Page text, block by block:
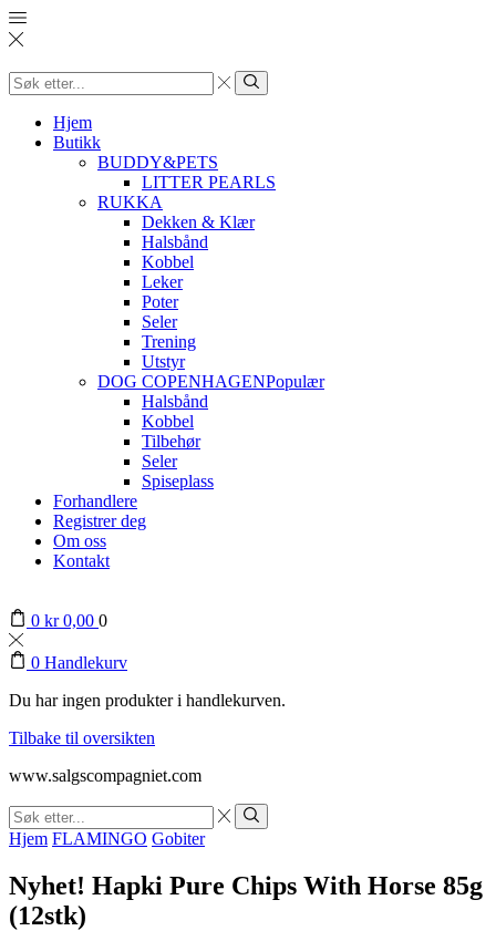
Search
input
Søk
Hjem
Butikk
BUDDY&PETS
LITTER PEARLS
RUKKA
Dekken & Klær
Halsbånd
Kobbel
Leker
Poter
Seler
Trening
Utstyr
DOG COPENHAGENPopulær
Halsbånd
Kobbel
Tilbehør
Seler
Spiseplass
Forhandlere
Registrer deg
Om oss
Kontakt
0 kr0,00 0
0 Handlekurv
Du har ingen produkter i handlekurven.
Tilbake til oversikten
www.salgscompagniet.com
Search
input
Søk
Hjem FLAMINGO Gobiter
Nyhet! Hapki Pure Chips With Horse 85g
(12stk)